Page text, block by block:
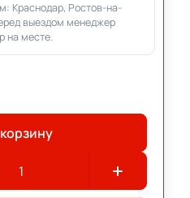
Краснодар, Ростов-на-
выездом менеджер
на месте.